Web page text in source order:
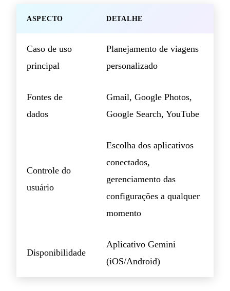
ASPECTO DETALHE
Caso de uso
principal
Planejamento de viagens
personalizado
Fontes de
dados
Gmail, Google Photos,
Google Search, YouTube
Controle do
usuário
Escolha dos aplicativos
conectados,
gerenciamento das
configurações a qualquer
momento
Disponibilidade
Aplicativo Gemini
(iOS/Android)